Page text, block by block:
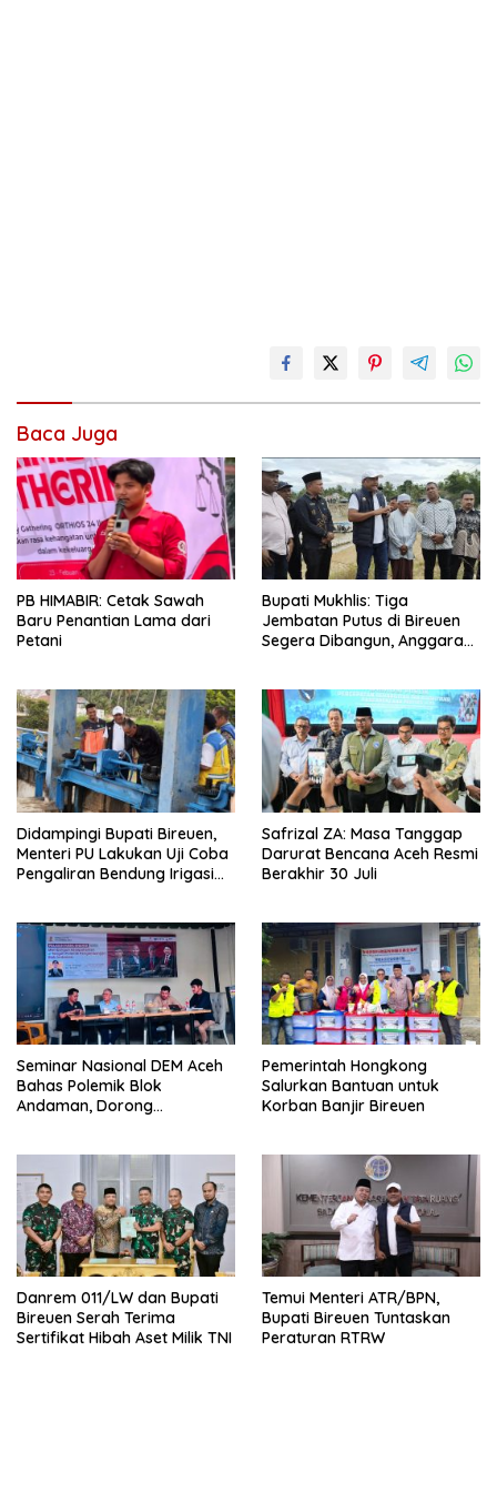
Baca Juga
PB HIMABIR: Cetak Sawah
Baru Penantian Lama dari
Petani
Bupati Mukhlis: Tiga
Jembatan Putus di Bireuen
Segera Dibangun, Anggaran
Didampingi Bupati Bireuen,
Menteri PU Lakukan Uji Coba
Pengaliran Bendung Irigasi
Safrizal ZA: Masa Tanggap
Darurat Bencana Aceh Resmi
Berakhir 30 Juli
Seminar Nasional DEM Aceh
Bahas Polemik Blok
Andaman, Dorong
Pemerintah Hongkong
Salurkan Bantuan untuk
Korban Banjir Bireuen
Danrem 011/LW dan Bupati
Bireuen Serah Terima
Sertifikat Hibah Aset Milik TNI
Temui Menteri ATR/BPN,
Bupati Bireuen Tuntaskan
Peraturan RTRW